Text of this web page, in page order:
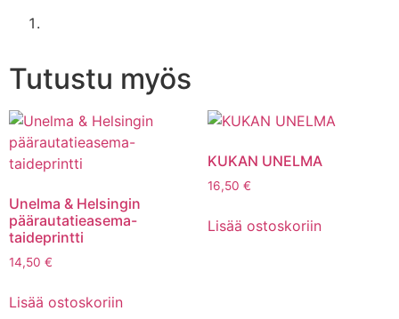
Tutustu myös
Unelma & Helsingin
päärautatieasema-
taideprintti
14,50 €
Lisää ostoskoriin
KUKAN UNELMA
16,50 €
Lisää ostoskoriin